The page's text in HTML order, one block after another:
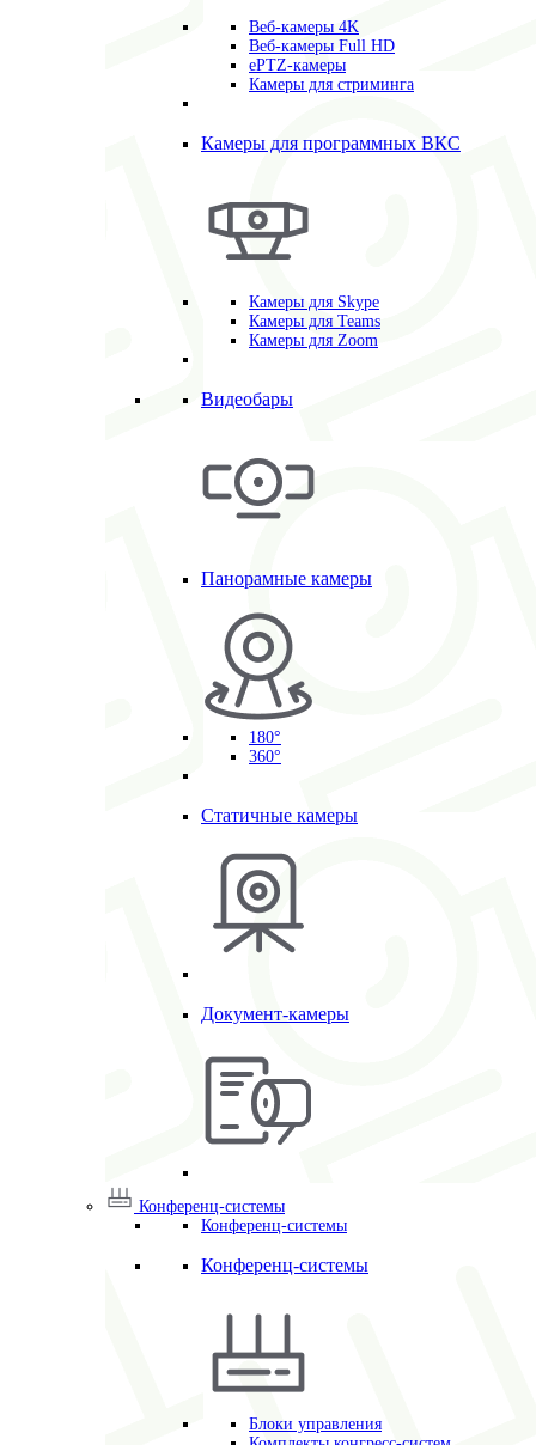
Веб-камеры 4K
Веб-камеры Full HD
ePTZ-камеры
Камеры для стриминга
Камеры для программных ВКС
Камеры для Skype
Камеры для Teams
Камеры для Zoom
Видеобары
Панорамные камеры
180°
360°
Статичные камеры
Документ-камеры
Конференц-системы
Конференц-системы
Конференц-системы
Блоки управления